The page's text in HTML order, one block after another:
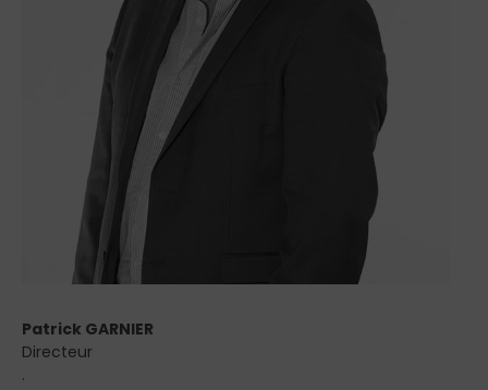
Patrick GARNIER
Directeur
.